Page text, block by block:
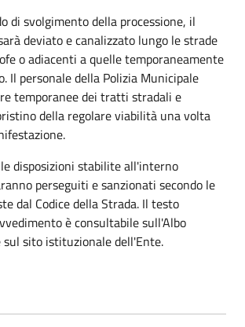
di svolgimento della processione, il
deviato e canalizzato lungo le strade
o adiacenti a quelle temporaneamente
Il personale della Polizia Municipale
temporanee dei tratti stradali e
della regolare viabilità una volta
disposizioni stabilite all'interno
perseguiti e sanzionati secondo le
dal Codice della Strada. Il testo
è consultabile sull'Albo
sito istituzionale dell'Ente.